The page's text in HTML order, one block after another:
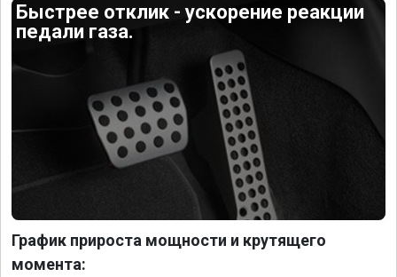
Быстрее отклик - ускорение реакции
педали газа.
График прироста мощности и крутящего
момента: